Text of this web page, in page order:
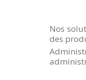
Nos
des